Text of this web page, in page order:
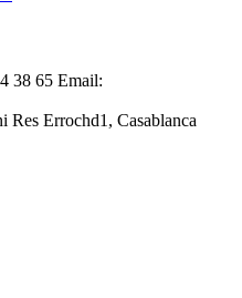
38 65 Email:
Errochd1, Casablanca